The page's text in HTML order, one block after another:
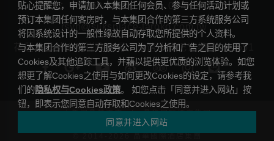
TEL：03-869-1155
FAX：03-869-1160
rsvn@silksplace-taroko.com.tw
花莲县秀林乡天祥路18号
旅馆业登记证编号： 1551
太鲁阁晶英酒店 |
晶华国际酒店集团
隐私权条款
贴心提醒您，申请加入本集团任何会员、参与任何活动计划或
预订本集团任何客房时，与本集团合作的第三方系统服务公司
将因系统设计的一般性缘故自动存取您所提供的个人资料。
与本集团合作的第三方服务公司为了分析和广告之目的使用了
Cookies及其他追踪工具，并藉以提供更优质的浏览体验。如您
想更了解Cookies之使用与如何更改Cookies的设定，请参考我
们的隐私权与Cookies政策。 如您点击「同意并进入网站」按
钮，即表示您同意自动存取和Cookies之使用。
同意并进入网站